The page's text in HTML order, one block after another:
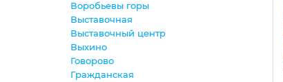
Воробьевы горы
Выставочная
Выставочный центр
Выхино
Говорово
Гражданская